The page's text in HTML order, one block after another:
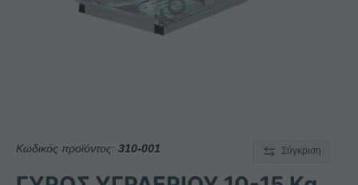
Κωδικός προϊόντος: 310-001 Σύγκριση